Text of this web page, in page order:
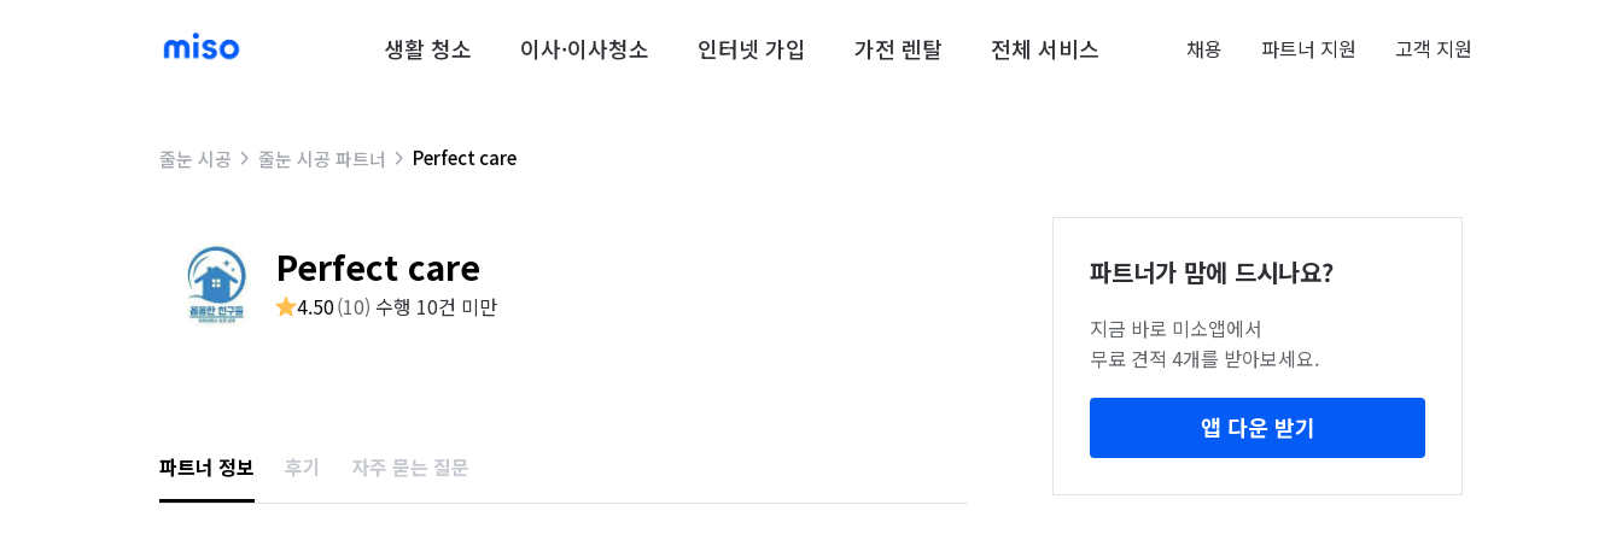
생활 청소 이사·이사청소 인터넷 가입 가전 렌탈 전체 서비스 채용 파트너 지원 고객 지원
줄눈 시공 줄눈 시공 파트너 Perfect care
Perfect care
4.50(10) 수행 10건 미만
파트너 정보 후기 자주 묻는 질문
파트너가 맘에 드시나요?
지금 바로 미소앱에서
무료 견적 4개를 받아보세요.
앱 다운 받기